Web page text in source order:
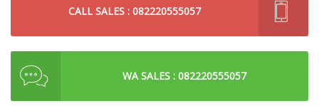
CALL SALES : 082220555057
WA SALES : 082220555057